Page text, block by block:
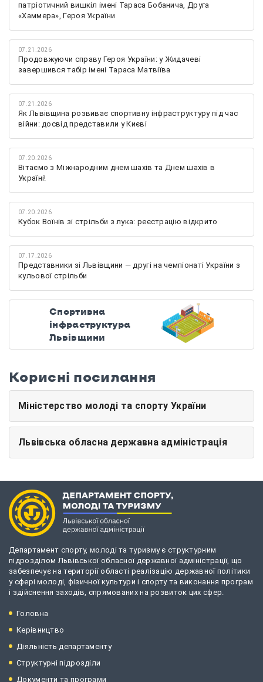
патріотичний вишкіл імені Тараса Бобанича, Друга
«Хаммера», Героя України
07.21.2026
Продовжуючи справу Героя України: у Жидачеві
завершився табір імені Тараса Матвіїва
07.21.2026
Як Львівщина розвиває спортивну інфраструктуру під час
війни: досвід представили у Києві
07.20.2026
Вітаємо з Міжнародним днем шахів та Днем шахів в
Україні!
07.20.2026
Кубок Воїнів зі стрільби з лука: реєстрацію відкрито
07.17.2026
Представники зі Львівщини — другі на чемпіонаті України з
кульової стрільби
Спортивна
інфраструктура
Львівщини
Корисні посилання
Міністерство молоді та спорту України
Львівська обласна державна адміністрація
Департамент спорту, молоді та туризму є структурним
підрозділом Львівської обласної державної адміністрації, що
забезпечує на території області реалізацію державної політики
у сфері молоді, фізичної культури і спорту та виконання програм
і здійснення заходів, спрямованих на розвиток цих сфер.
Головна
Керівництво
Діяльність департаменту
Структурні підрозділи
Документи та програми